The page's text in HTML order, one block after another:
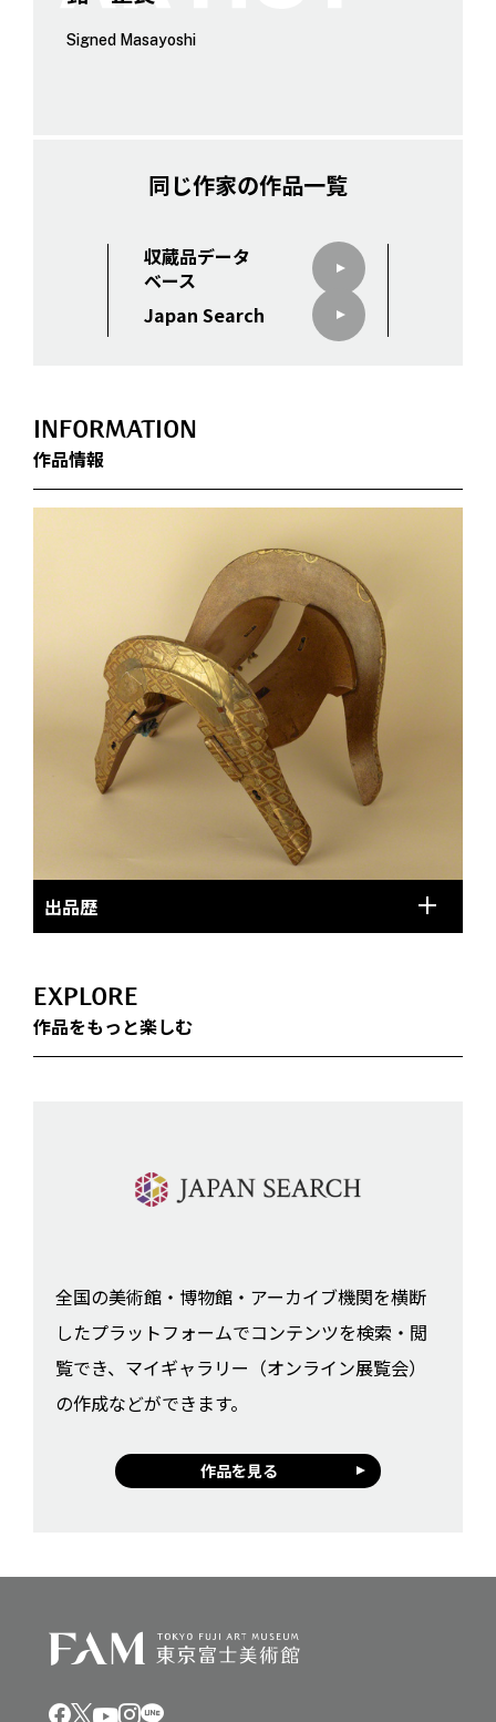
Signed Masayoshi
同じ作家の作品一覧
収蔵品データ
ベース
Japan Search
INFORMATION
作品情報
出品歴
EXPLORE
作品をもっと楽しむ
全国の美術館・博物館・アーカイブ機関を横断
したプラットフォームでコンテンツを検索・閲
覧でき、マイギャラリー（オンライン展覧会）
の作成などができます。
作品を見る